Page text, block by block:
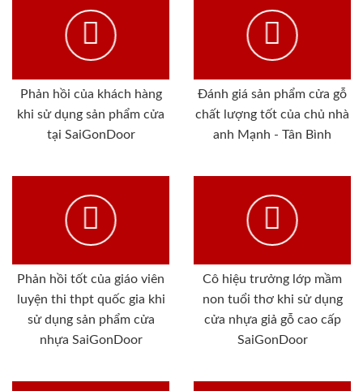
Phản hồi của khách hàng
khi sử dụng sản phẩm cửa
tại SaiGonDoor
Đánh giá sản phẩm cửa gỗ
chất lượng tốt của chủ nhà
anh Mạnh - Tân Bình
Phản hồi tốt của giáo viên
luyện thi thpt quốc gia khi
sử dụng sản phẩm cửa
nhựa SaiGonDoor
Cô hiệu trưởng lớp mầm
non tuổi thơ khi sử dụng
cửa nhựa giả gỗ cao cấp
SaiGonDoor